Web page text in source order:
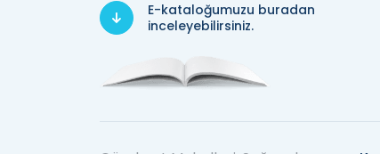
E-kataloğumuzu buradan
inceleyebilirsiniz.